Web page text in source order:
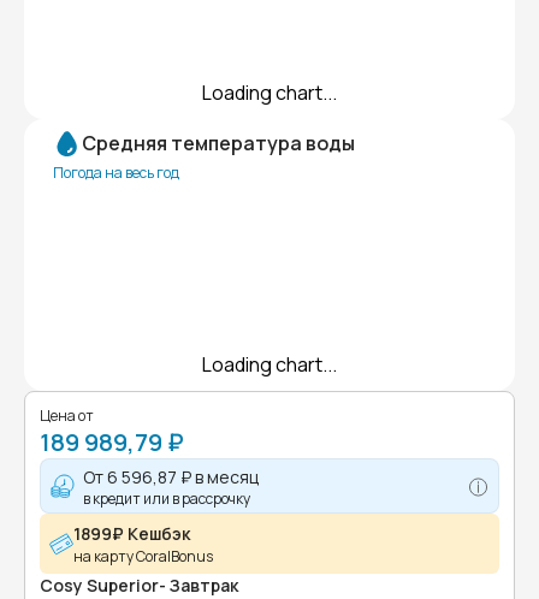
Loading chart...
Средняя температура воды
Погода на весь год
Loading chart...
Цена от
189 989,79 ₽
От6 596,87 ₽в месяц
в кредит или в рассрочку
1899₽ Кешбэк
на карту CoralBonus
Cosy Superior- Завтрак